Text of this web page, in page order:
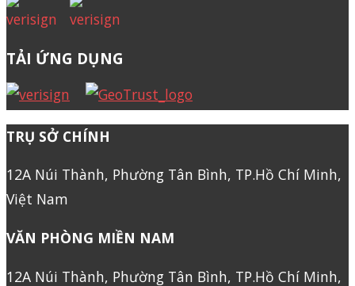
TẢI ỨNG DỤNG
TRỤ SỞ CHÍNH
12A Núi Thành, Phường Tân Bình, TP.Hồ Chí Minh,
Việt Nam
VĂN PHÒNG MIỀN NAM
12A Núi Thành, Phường Tân Bình, TP.Hồ Chí Minh,